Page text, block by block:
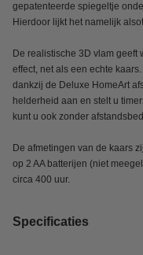
gepatenteerde spiegeltje
Hierdoor lijkt het namelijk
De realistische 3D vlam geeft
effect, net als een echte
dankzij de Deluxe HomeArt
helderheid aan en stelt u
kunt u ook zonder
De afmetingen van de kaars
op 2 AA batterijen (niet
circa 400 uur.
Specificaties